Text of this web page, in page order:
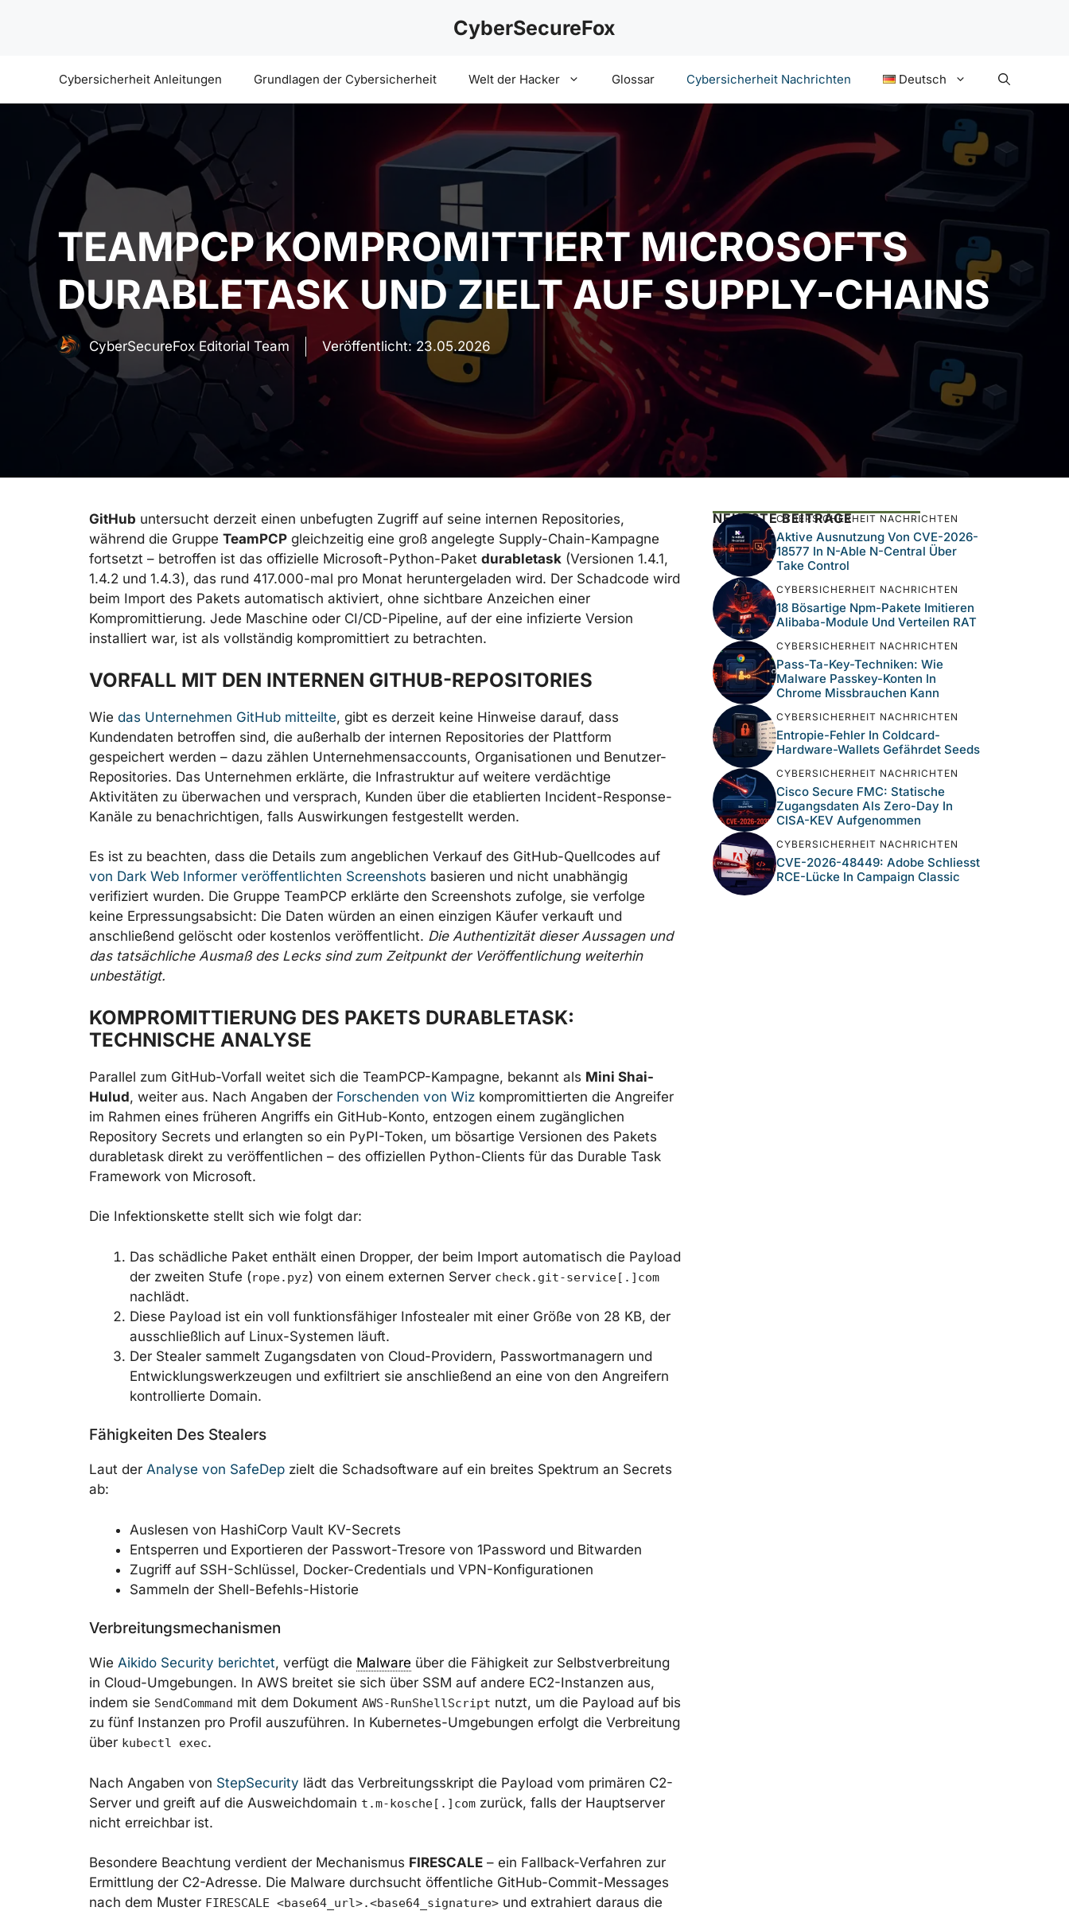
CyberSecureFox
Cybersicherheit Anleitungen Grundlagen der Cybersicherheit Welt der Hacker Glossar Cybersicherheit Nachrichten Deutsch
TEAMPCP KOMPROMITTIERT MICROSOFTS
DURABLETASK UND ZIELT AUF SUPPLY-CHAINS
CyberSecureFox Editorial Team Veröffentlicht:23.05.2026
GitHub untersucht derzeit einen unbefugten Zugriff auf seine internen Repositories,
während die Gruppe TeamPCP gleichzeitig eine groß angelegte Supply-Chain-Kampagne
fortsetzt – betroffen ist das offizielle Microsoft-Python-Paket durabletask (Versionen 1.4.1,
1.4.2 und 1.4.3), das rund 417.000-mal pro Monat heruntergeladen wird. Der Schadcode wird
beim Import des Pakets automatisch aktiviert, ohne sichtbare Anzeichen einer
Kompromittierung. Jede Maschine oder CI/CD-Pipeline, auf der eine infizierte Version
installiert war, ist als vollständig kompromittiert zu betrachten.
VORFALL MIT DEN INTERNEN GITHUB-REPOSITORIES
Wie das Unternehmen GitHub mitteilte, gibt es derzeit keine Hinweise darauf, dass
Kundendaten betroffen sind, die außerhalb der internen Repositories der Plattform
gespeichert werden – dazu zählen Unternehmensaccounts, Organisationen und Benutzer-
Repositories. Das Unternehmen erklärte, die Infrastruktur auf weitere verdächtige
Aktivitäten zu überwachen und versprach, Kunden über die etablierten Incident-Response-
Kanäle zu benachrichtigen, falls Auswirkungen festgestellt werden.
Es ist zu beachten, dass die Details zum angeblichen Verkauf des GitHub-Quellcodes auf
von Dark Web Informer veröffentlichten Screenshots basieren und nicht unabhängig
verifiziert wurden. Die Gruppe TeamPCP erklärte den Screenshots zufolge, sie verfolge
keine Erpressungsabsicht: Die Daten würden an einen einzigen Käufer verkauft und
anschließend gelöscht oder kostenlos veröffentlicht. Die Authentizität dieser Aussagen und
das tatsächliche Ausmaß des Lecks sind zum Zeitpunkt der Veröffentlichung weiterhin
unbestätigt.
KOMPROMITTIERUNG DES PAKETS DURABLETASK:
TECHNISCHE ANALYSE
Parallel zum GitHub-Vorfall weitet sich die TeamPCP-Kampagne, bekannt als Mini Shai-
Hulud, weiter aus. Nach Angaben der Forschenden von Wiz kompromittierten die Angreifer
im Rahmen eines früheren Angriffs ein GitHub-Konto, entzogen einem zugänglichen
Repository Secrets und erlangten so ein PyPI-Token, um bösartige Versionen des Pakets
durabletask direkt zu veröffentlichen – des offiziellen Python-Clients für das Durable Task
Framework von Microsoft.
Die Infektionskette stellt sich wie folgt dar:
Das schädliche Paket enthält einen Dropper, der beim Import automatisch die Payload
der zweiten Stufe (rope.pyz) von einem externen Server check.git-service[.]com
nachlädt.
Diese Payload ist ein voll funktionsfähiger Infostealer mit einer Größe von 28 KB, der
ausschließlich auf Linux-Systemen läuft.
Der Stealer sammelt Zugangsdaten von Cloud-Providern, Passwortmanagern und
Entwicklungswerkzeugen und exfiltriert sie anschließend an eine von den Angreifern
kontrollierte Domain.
Fähigkeiten Des Stealers
Laut der Analyse von SafeDep zielt die Schadsoftware auf ein breites Spektrum an Secrets
ab:
Auslesen von HashiCorp Vault KV-Secrets
Entsperren und Exportieren der Passwort-Tresore von 1Password und Bitwarden
Zugriff auf SSH-Schlüssel, Docker-Credentials und VPN-Konfigurationen
Sammeln der Shell-Befehls-Historie
Verbreitungsmechanismen
Wie Aikido Security berichtet, verfügt die Malware über die Fähigkeit zur Selbstverbreitung
in Cloud-Umgebungen. In AWS breitet sie sich über SSM auf andere EC2-Instanzen aus,
indem sie SendCommand mit dem Dokument AWS-RunShellScript nutzt, um die Payload auf bis
zu fünf Instanzen pro Profil auszuführen. In Kubernetes-Umgebungen erfolgt die Verbreitung
über kubectl exec.
Nach Angaben von StepSecurity lädt das Verbreitungsskript die Payload vom primären C2-
Server und greift auf die Ausweichdomain t.m-kosche[.]com zurück, falls der Hauptserver
nicht erreichbar ist.
Besondere Beachtung verdient der Mechanismus FIRESCALE – ein Fallback-Verfahren zur
Ermittlung der C2-Adresse. Die Malware durchsucht öffentliche GitHub-Commit-Messages
nach dem Muster FIRESCALE <base64_url>.<base64_signature> und extrahiert daraus die
NEUESTE BEITRÄGE
CYBERSICHERHEIT NACHRICHTEN
Aktive Ausnutzung Von CVE-2026-
18577 In N-Able N-Central Über
Take Control
CYBERSICHERHEIT NACHRICHTEN
18 Bösartige Npm-Pakete Imitieren
Alibaba-Module Und Verteilen RAT
CYBERSICHERHEIT NACHRICHTEN
Pass-Ta-Key-Techniken: Wie
Malware Passkey-Konten In
Chrome Missbrauchen Kann
CYBERSICHERHEIT NACHRICHTEN
Entropie-Fehler In Coldcard-
Hardware-Wallets Gefährdet Seeds
CYBERSICHERHEIT NACHRICHTEN
Cisco Secure FMC: Statische
Zugangsdaten Als Zero-Day In
CISA-KEV Aufgenommen
CYBERSICHERHEIT NACHRICHTEN
CVE-2026-48449: Adobe Schliesst
RCE-Lücke In Campaign Classic